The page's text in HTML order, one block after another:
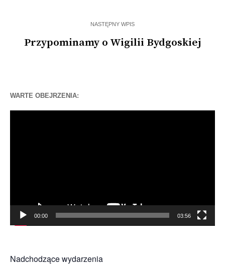
NASTĘPNY WPIS
Przypominamy o Wigilii Bydgoskiej
WARTE OBEJRZENIA:
00:00 03:56
Nadchodzące wydarzenia